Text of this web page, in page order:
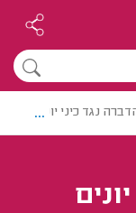
נגד כיני יונים בחדר
...